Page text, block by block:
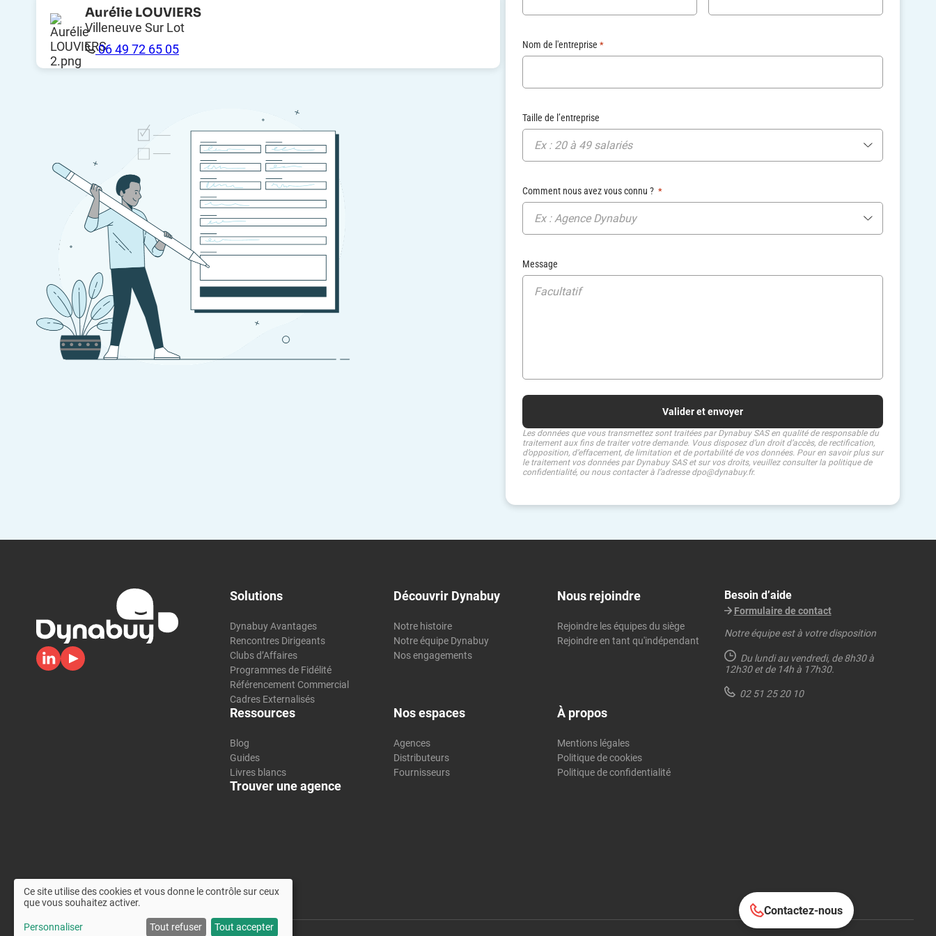
Clubs d’Affaires
Des clubs pour mieux se connaître et mieux se
recommander
Cadres Externalisés
Intégrez des compétences ciblées à temps partagé,
pour renforcer votre entreprise.
Aurélie LOUVIERS
Villeneuve Sur Lot
06 49 72 65 05
Nom de l'entreprise *
Taille de l’entreprise
Ex : 20 à 49 salariés
Comment nous avez vous connu ? *
Ex : Agence Dynabuy
Message
Les données que vous transmettez sont traitées par Dynabuy SAS en qualité de responsable du
traitement aux fins de traiter votre demande. Vous disposez d’un droit d’accès, de rectification,
d’opposition, d’effacement, de limitation et de portabilité de vos données. Pour en savoir plus sur
le traitement vos données par Dynabuy SAS et sur vos droits, veuillez consulter la politique de
confidentialité, ou nous contacter à l’adresse dpo@dynabuy.fr.
Contactez-nous
Solutions
Dynabuy Avantages
Rencontres Dirigeants
Clubs d’Affaires
Programmes de Fidélité
Référencement Commercial
Cadres Externalisés
Découvrir Dynabuy
Notre histoire
Notre équipe Dynabuy
Nos engagements
Nous rejoindre
Rejoindre les équipes du siège
Rejoindre en tant qu'indépendant
Ressources
Blog
Guides
Livres blancs
Nos espaces
Agences
Distributeurs
Fournisseurs
À propos
Mentions légales
Politique de cookies
Politique de confidentialité
Trouver une agence
Besoin d’aide
Formulaire de contact
Notre équipe est à votre disposition
Du lundi au vendredi, de 8h30 à
12h30 et de 14h à 17h30.
02 51 25 20 10
Ce site utilise des cookies et vous donne le contrôle sur ceux
que vous souhaitez activer.
Personnaliser Tout refuser Tout accepter